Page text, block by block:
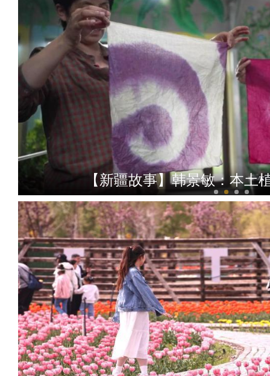
【新疆故事】韩景敏：本土